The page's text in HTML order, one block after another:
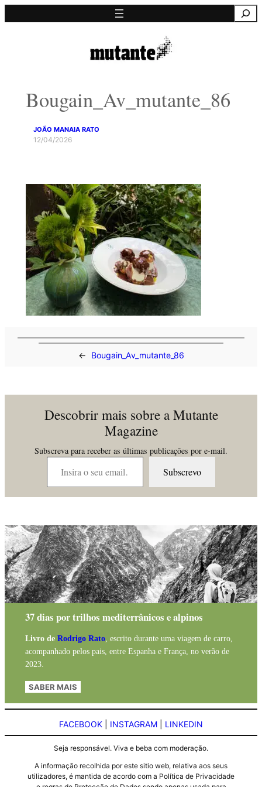
para
Bougain_Av_mutante_86
JOÃO MANAIA RATO
12/04/2026
← Bougain_Av_mutante_86
Descobrir mais sobre a Mutante
Magazine
Subscreva para receber as últimas publicações por e-mail.
Insira o seu email…
Subscrevo
37 dias por trilhos mediterrânicos e alpinos
Livro de Rodrigo Rato, escrito durante uma viagem de carro,
acompanhado pelos pais, entre Espanha e França, no verão de
2023.
SABER MAIS
FACEBOOK INSTAGRAM LINKEDIN
Seja responsável. Viva e beba com moderação.
A informação recolhida por este sitio web, relativa aos seus
utilizadores, é mantida de acordo com a Política de Privacidade